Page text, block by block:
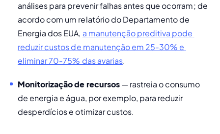
análises para prevenir falhas antes que ocorram; de
acordo com um relatório do Departamento de
Energia dos EUA, a manutenção preditiva pode
reduzir custos de manutenção em 25-30% e
eliminar 70-75% das avarias.
Monitorização de recursos — rastreia o consumo
de energia e água, por exemplo, para reduzir
desperdícios e otimizar custos.